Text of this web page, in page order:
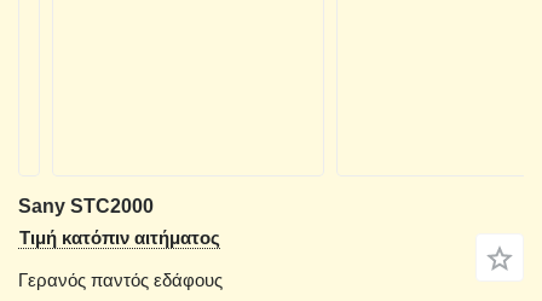
Sany STC2000
Τιμή κατόπιν αιτήματος
Γερανός παντός εδάφους